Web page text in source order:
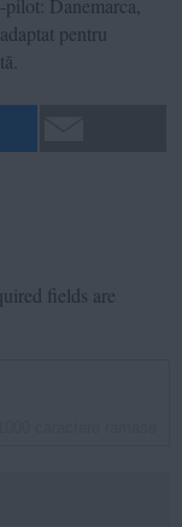
Danemarca,
pentru
fields are